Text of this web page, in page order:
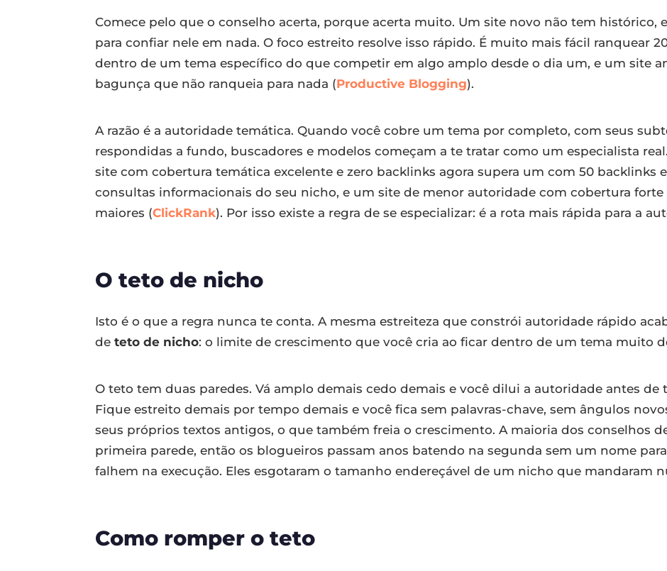
Comece pelo que o conselho acerta, porque acerta muito. Um site novo não tem histórico,
para confiar nele em nada. O foco estreito resolve isso rápido. É muito mais fácil ranquear
dentro de um tema específico do que competir em algo amplo desde o dia um, e um site
bagunça que não ranqueia para nada (Productive Blogging).
A razão é a autoridade temática. Quando você cobre um tema por completo, com seus
respondidas a fundo, buscadores e modelos começam a te tratar como um especialista
site com cobertura temática excelente e zero backlinks agora supera um com 50 backlinks
consultas informacionais do seu nicho, e um site de menor autoridade com cobertura
maiores (ClickRank). Por isso existe a regra de se especializar: é a rota mais rápida para a
O teto de nicho
Isto é o que a regra nunca te conta. A mesma estreiteza que constrói autoridade rápido
deteto de nicho: o limite de crescimento que você cria ao ficar dentro de um tema muito
O teto tem duas paredes. Vá amplo demais cedo demais e você dilui a autoridade antes de
Fique estreito demais por tempo demais e você fica sem palavras-chave, sem ângulos
seus próprios textos antigos, o que também freia o crescimento. A maioria dos conselhos
primeira parede, então os blogueiros passam anos batendo na segunda sem um nome
falhem na execução. Eles esgotaram o tamanho endereçável de um nicho que mandaram
Como romper o teto